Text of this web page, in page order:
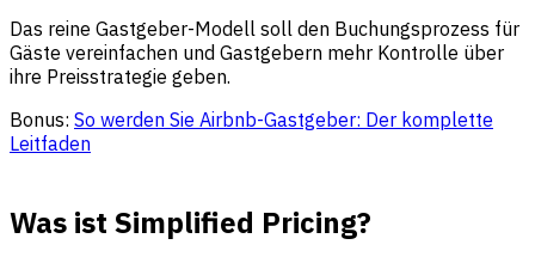
Das reine Gastgeber-Modell soll den Buchungsprozess für
Gäste vereinfachen und Gastgebern mehr Kontrolle über
ihre Preisstrategie geben.
Bonus: So werden Sie Airbnb-Gastgeber: Der komplette
Leitfaden
Was ist Simplified Pricing?